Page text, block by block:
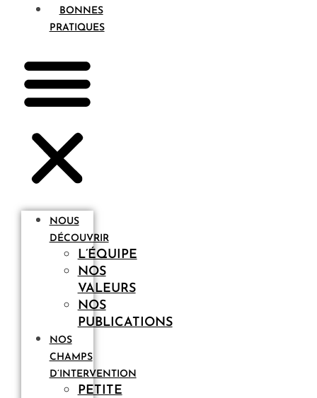
BONNES
PRATIQUES
NOUS
DÉCOUVRIR
L’ÉQUIPE
NOS
VALEURS
NOS
PUBLICATIONS
NOS
CHAMPS
D’INTERVENTION
PETITE